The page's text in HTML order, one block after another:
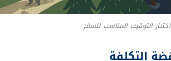
اختيار التوقيت المناسب للسفر